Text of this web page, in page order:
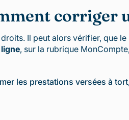
corriger
Il peut alors vérifier, que
, sur la rubrique
les prestations versées à